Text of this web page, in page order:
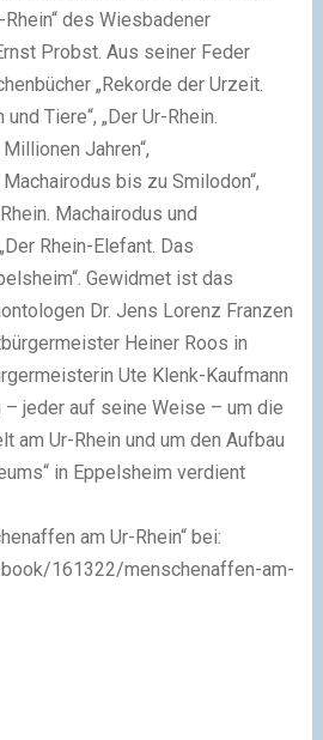
des Wiesbadener
Probst. Aus seiner Feder
„Rekorde der Urzeit.
Tiere“, „Der Ur-Rhein.
Jahren“,
bis zu Smilodon“,
Machairodus und
Rhein-Elefant. Das
Gewidmet ist das
Dr. Jens Lorenz Franzen
Heiner Roos in
Ute Klenk-Kaufmann
jeder auf seine Weise – um die
am Ur-Rhein und um den Aufbau
in Eppelsheim verdient
am Ur-Rhein“ bei:
161322/menschenaffen-am-